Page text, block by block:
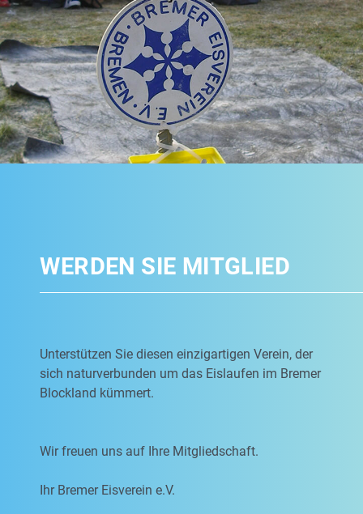
WERDEN SIE MITGLIED
Unterstützen Sie diesen einzigartigen Verein, der
sich naturverbunden um das Eislaufen im Bremer
Blockland kümmert.
Wir freuen uns auf Ihre Mitgliedschaft.
Ihr Bremer Eisverein e.V.